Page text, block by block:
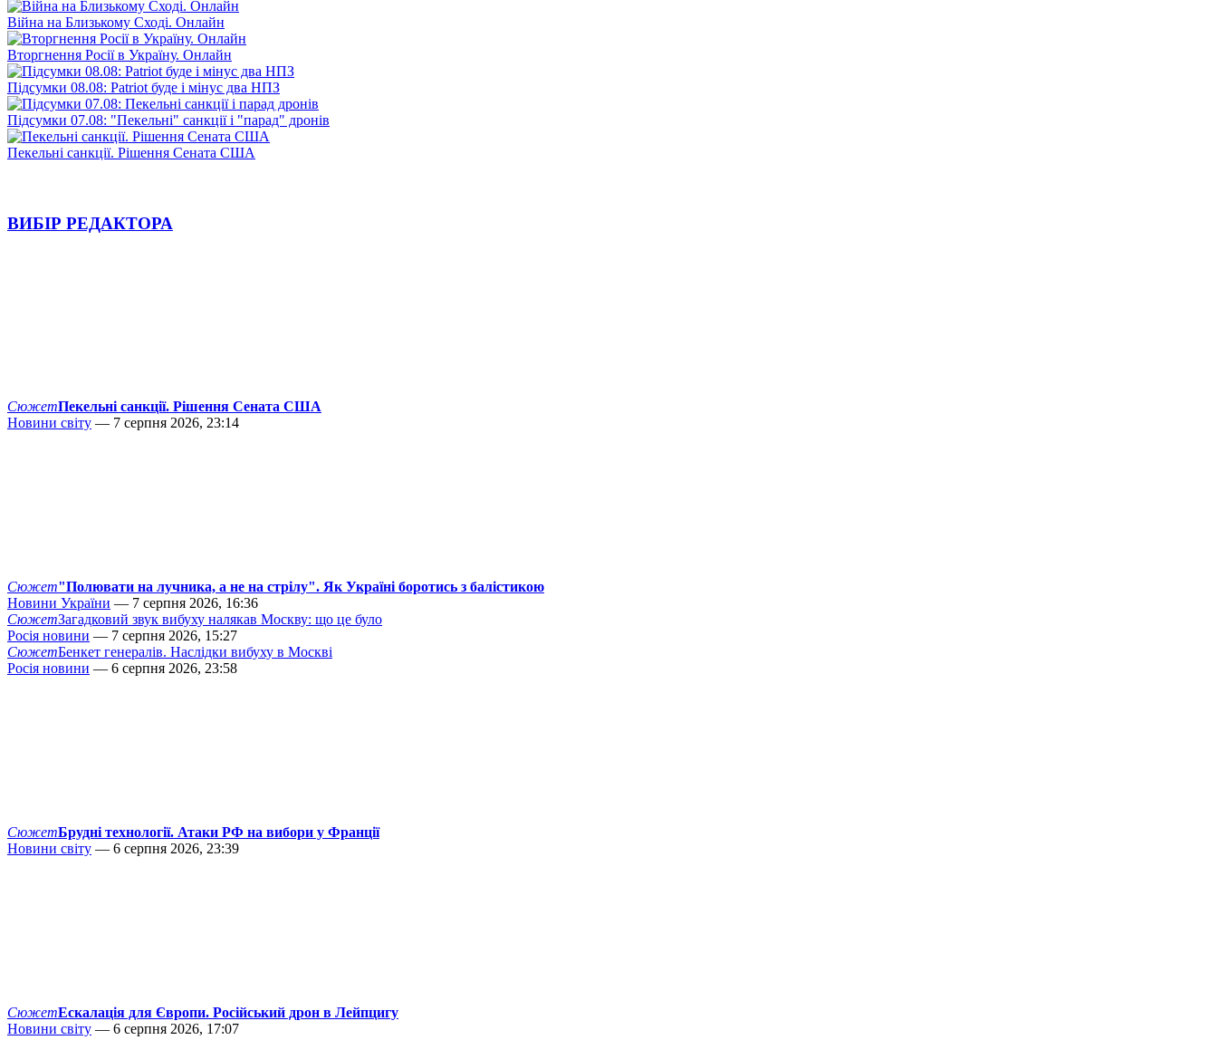
Війна на Близькому Сході. Онлайн
Вторгнення Росії в Україну. Онлайн
Підсумки 08.08: Patriot буде і мінус два НПЗ
Підсумки 07.08: "Пекельні" санкції і "парад" дронів
Пекельні санкції. Рішення Сената США
ВИБІР РЕДАКТОРА
СюжетПекельні санкції. Рішення Сената США
Новини світу — 7 серпня 2026, 23:14
Сюжет"Полювати на лучника, а не на стрілу". Як Україні боротись з балістикою
Новини України — 7 серпня 2026, 16:36
СюжетЗагадковий звук вибуху налякав Москву: що це було
Росія новини — 7 серпня 2026, 15:27
СюжетБенкет генералів. Наслідки вибуху в Москві
Росія новини — 6 серпня 2026, 23:58
СюжетБрудні технології. Атаки РФ на вибори у Франції
Новини світу — 6 серпня 2026, 23:39
СюжетЕскалація для Європи. Російський дрон в Лейпцигу
Новини світу — 6 серпня 2026, 17:07